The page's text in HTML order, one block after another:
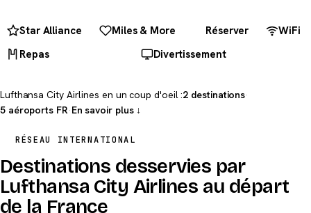
Star Alliance Miles & More Réserver
WiFi
Repas
Divertissement
Lufthansa City Airlines en un coup d'oeil :2 destinations·
5 aéroports FR·En savoir plus ↓
RÉSEAU INTERNATIONAL
Destinations desservies par
Lufthansa City Airlines au départ
de la France